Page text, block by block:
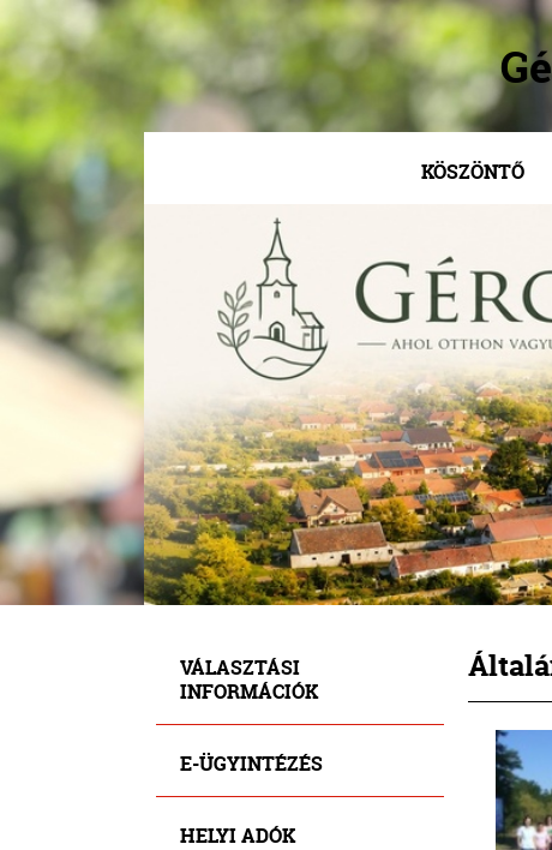
KÖSZÖNTŐ
VÁLASZTÁSI
INFORMÁCIÓK
E-ÜGYINTÉZÉS
HELYI ADÓK